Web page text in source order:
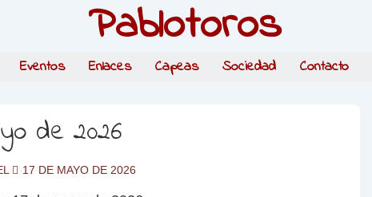
Pablotoros
Eventos Enlaces Capeas Sociedad Contacto
de 2026
17 DE MAYO DE 2026